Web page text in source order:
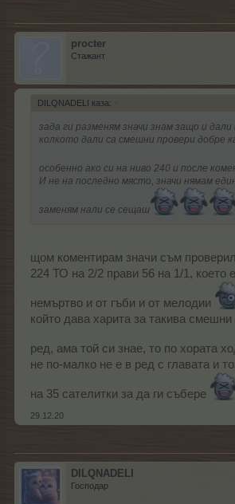
procter
Стажант
DILQNADELI каза: ↑
зада ги разменям значи знам защо и дали
колкото дали са смешни провери добре
особенно ако си на ниво 240 и после
И не на последно място, значи нямам
заменям нали се сещаш
щом коментирам значи съм проверил
224 ТО на 2/2 прави 56 на 1/1, което
немъртво и от гъби и от мелодии
който дава харита за такива
ред, ама той си знае, то по хората
не по-малко не е в ред с главата и
на 35 сателитки за да ги събере
29.12.20
DILQNADELI
Господар